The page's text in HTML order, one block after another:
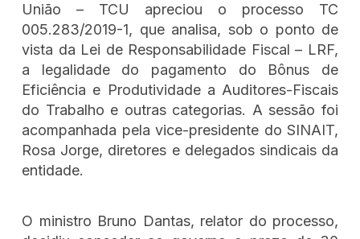
União – TCU apreciou o processo TC
005.283/2019-1, que analisa, sob o ponto de
vista da Lei de Responsabilidade Fiscal – LRF,
a legalidade do pagamento do Bônus de
Eficiência e Produtividade a Auditores-Fiscais
do Trabalho e outras categorias. A sessão foi
acompanhada pela vice-presidente do SINAIT,
Rosa Jorge, diretores e delegados sindicais da
entidade.
O ministro Bruno Dantas, relator do processo,